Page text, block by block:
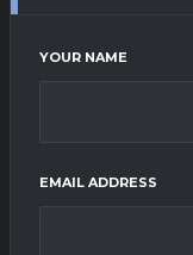
YOUR NAME
EMAIL ADDRESS